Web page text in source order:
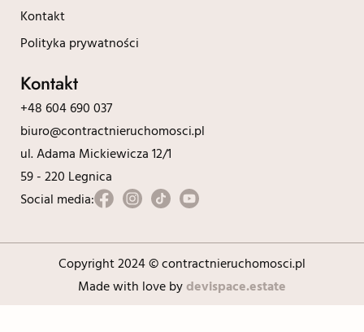
Kontakt
Polityka prywatności
Kontakt
+48 604 690 037
biuro@contractnieruchomosci.pl
ul. Adama Mickiewicza 12/1
59 - 220 Legnica
Social media:
Copyright 2024 © contractnieruchomosci.pl
Made with love bydevispace.estate